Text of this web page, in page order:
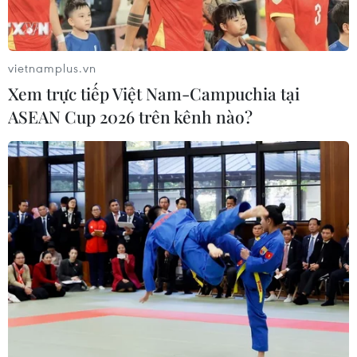
Đồng USD trước bước ngoặt do đồng
yen mạnh lên và số liệu việc làm Mỹ
06/08/2026 05:14
Lãi suất ngân hàng ngày 6/8: Kỳ hạn
3 tháng đang được mức lãi suất tối đa
06/08/2026 00:06
Mỹ phát tín hiệu ủng hộ ổn định
đồng won của Hàn Quốc
05/08/2026 23:26
vietnamplus.vn
Xem trực tiếp Việt Nam-Campuchia tại
ASEAN Cup 2026 trên kênh nào?